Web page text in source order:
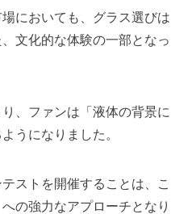
においても、グラス選びは
文化的な体験の一部となっ
、ファンは「液体の背景に
うになりました。
ストを開催することは、こ
の強力なアプローチとなり